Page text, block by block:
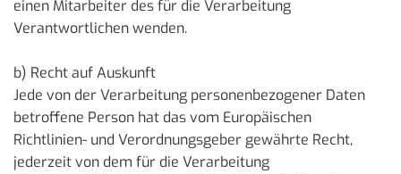
einen Mitarbeiter des für die Verarbeitung
Verantwortlichen wenden.
b) Recht auf Auskunft
Jede von der Verarbeitung personenbezogener Daten
betroffene Person hat das vom Europäischen
Richtlinien- und Verordnungsgeber gewährte Recht,
jederzeit von dem für die Verarbeitung